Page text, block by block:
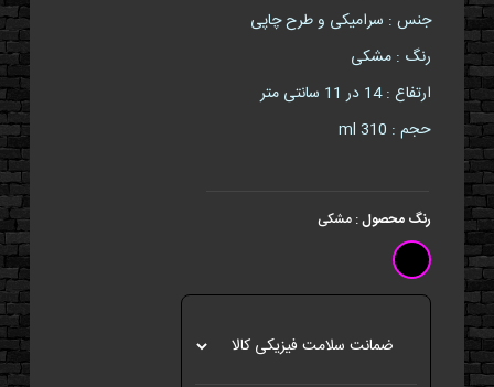
جنس : سرامیکی و طرح چاپی
رنگ : مشکی
ارتفاع : 14 در 11 سانتی متر
حجم : 310 ml
رنگ محصول: مشکی